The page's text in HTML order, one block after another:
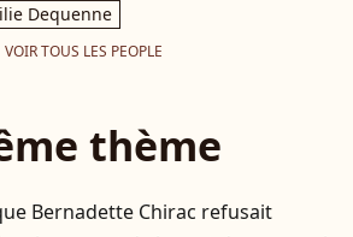
Dequenne
VOIR TOUS LES PEOPLE
thème
Bernadette Chirac refusait